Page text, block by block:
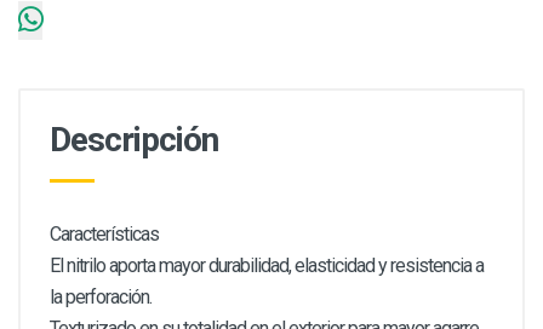
Descripción
Características
El nitrilo aporta mayor durabilidad, elasticidad y resistencia a
la perforación.